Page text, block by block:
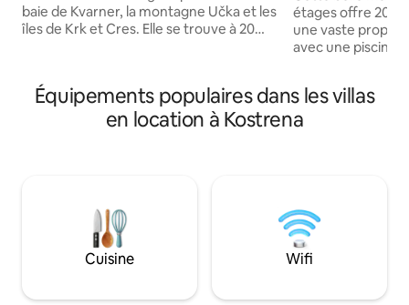
baie de Kvarner, la montagne Učka et les
îles de Krk et Cres. Elle se trouve à 20
famille et les amis et peut accueillir
jusqu'à 8 personnes. Cette villa moderne
dispose d'une piscine privée, de 4
chambres, de 3 salles de bains, d'une
avec une vue incroyable.
étages offre 200
une vaste
avec une piscine,
paisible, profitez
avec vue mer ou
allumer le
inoubliables avec
Équipements populaires dans les villas
en location à Kostrena
Cuisine Wifi